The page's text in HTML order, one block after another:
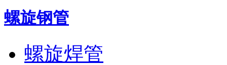
螺旋钢管
螺旋焊管